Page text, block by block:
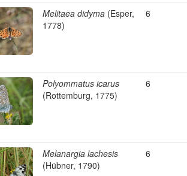
Melitaea didyma (Esper,
1778)
6
Polyommatus icarus
(Rottemburg, 1775)
6
Melanargia lachesis
(Hübner, 1790)
6